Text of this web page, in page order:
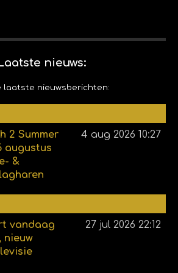
nieuws:
laatste nieuwsberichten:
2 Summer
augustus
&
4 aug 2026 10:27
vandaag
nieuw
27 jul 2026 22:12